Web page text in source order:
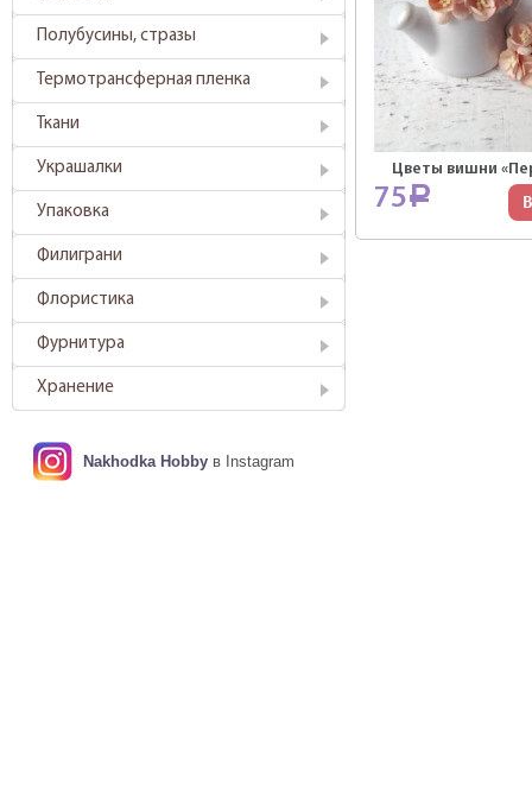
Полубусины, стразы
Термотрансферная пленка
Ткани
Украшалки
Упаковка
Филиграни
Флористика
Фурнитура
Хранение
Nakhodka Hobby в Instagram
Цветы вишни
75Р